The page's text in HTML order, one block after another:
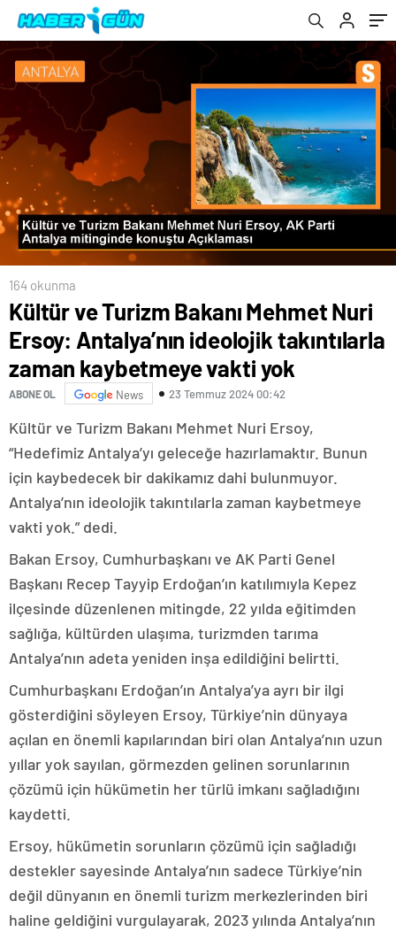
kaybetmeye vakti yok
164 okunma
Kültür ve Turizm Bakanı Mehmet Nuri
Ersoy: Antalya’nın ideolojik takıntılarla
zaman kaybetmeye vakti yok
ABONE OL News 23 Temmuz 2024 00:42
Kültür ve Turizm Bakanı Mehmet Nuri Ersoy,
“Hedefimiz Antalya’yı geleceğe hazırlamaktır. Bunun
için kaybedecek bir dakikamız dahi bulunmuyor.
Antalya’nın ideolojik takıntılarla zaman kaybetmeye
vakti yok.” dedi.
Bakan Ersoy, Cumhurbaşkanı ve AK Parti Genel
Başkanı Recep Tayyip Erdoğan’ın katılımıyla Kepez
ilçesinde düzenlenen mitingde, 22 yılda eğitimden
sağlığa, kültürden ulaşıma, turizmden tarıma
Antalya’nın adeta yeniden inşa edildiğini belirtti.
Cumhurbaşkanı Erdoğan’ın Antalya’ya ayrı bir ilgi
gösterdiğini söyleyen Ersoy, Türkiye’nin dünyaya
açılan en önemli kapılarından biri olan Antalya’nın uzun
yıllar yok sayılan, görmezden gelinen sorunlarının
çözümü için hükümetin her türlü imkanı sağladığını
kaydetti.
Ersoy, hükümetin sorunların çözümü için sağladığı
destekler sayesinde Antalya’nın sadece Türkiye’nin
değil dünyanın en önemli turizm merkezlerinden biri
haline geldiğini vurgulayarak, 2023 yılında Antalya’nın